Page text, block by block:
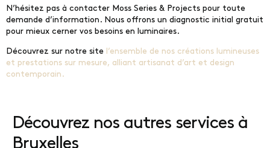
N’hésitez pas à contacter Moss Series & Projects pour toute
demande d’information. Nous offrons un diagnostic initial gratuit
pour mieux cerner vos besoins en luminaires.
Découvrez sur notre site l’ensemble de nos créations lumineuses
et prestations sur mesure, alliant artisanat d’art et design
contemporain.
Découvrez nos autres services à
Bruxelles